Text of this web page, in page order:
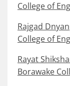
College of
Rajgad
College of
Rayat
Borawake